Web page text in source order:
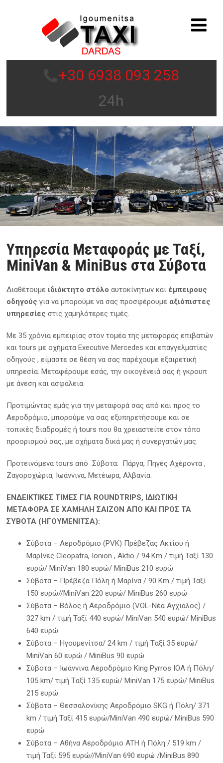
+30 6938 093 258
24h
Υπηρεσία Μεταφοράς με Ταξί,
MiniVan & MiniBus στα Σύβοτα
Διαθέτουμε ιδιόκτητο στόλο αυτοκίνητων και έμπειρους
οδηγούς για να μπορούμε να σας προσφέρουμε αξιόπιστες
υπηρεσίες στις χαμηλότερες τιμές.
Με 35 χρόνια εμπειρίας στον τομέα της μεταφοράς επιβατών
και tours με οχήματα Executive Mercedes και επαγγελματίες
οδηγούς , είμαστε σε θέση να σας παρέχουμε εξαιρετική
υπηρεσία. Μεταφέρουμε εσάς, την οικογένειά σας ή γκρουπ
με άνεση και ασφάλεια.
Προτιμώντας εμάς για την μεταφορά σας από και προς το
Αεροδρόμιο, μπορούμε να σας εξυπηρετήσουμε και σε
τοπικές διαδρομές ή tours που θα χρειαστείτε στον τόπο
προορισμού σας, με οχήματα δικά μας ή συνεργατών μας.
Προτεινόμενα tours από Σύβοτα: Πάργα, Πηγές Αχέροντα ,
Ζαγοροχώρια, Ιωάννινα, Μετέωρα, Αλβανία.
ΕΝΔΕΙΚΤΙΚΕΣ ΤΙΜΕΣ ΓΙΑ ROUNDTRIPS, ΙΔΙΩΤΙΚΗ
ΜΕΤΑΦΟΡΑ ΣΕ ΧΑΜΗΛΗ ΣΑΙΖΟΝΑΠΟ ΚΑΙ ΠΡΟΣ ΤΑ
ΣΥΒΟΤΑ (ΗΓΟΥΜΕΝΙΤΣΑ):
Σύβοτα – Αεροδρόμιο (PVK) Πρέβεζας Ακτίου ή
Μαρίνες Cleopatra, Ionion , Aktio / 94 Km / τιμή Ταξί 130
ευρώ/ MiniVan 180 ευρώ/ MiniBus 210 ευρώ
Σύβοτα – Πρέβεζα Πόλη ή Μαρίνα / 90 Km / τιμή Ταξί
150 ευρώ//MiniVan 220 ευρώ/ MiniBus 260 ευρώ
Σύβοτα – Βόλος ή Αεροδρόμιο (VOL-Νέα Αγχιάλος) /
327 km / τιμή Ταξί 440 ευρώ/ MiniVan 540 ευρώ/ MiniBus
640 ευρώ
Σύβοτα – Ηγουμενίτσα/ 24 km / τιμή Tαξί 35 ευρώ/
MiniVan 60 ευρώ / MiniBus 90 ευρώ
Σύβοτα – Ιωάννινα Αεροδρόμιο King Pyrros IOA ή Πόλη/
105 km/ τιμή Tαξί 135 ευρώ/ MiniVan 175 ευρώ/ MiniBus
215 ευρώ
Σύβοτα – Θεσσαλονίκης Αεροδρόμιο SKG ή Πόλη/ 371
km / τιμή Ταξί 415 ευρώ/MiniVan 490 ευρώ/ MiniBus 590
ευρώ
Σύβοτα – Αθήνα Αεροδρόμιο ATH ή Πόλη / 519 km /
τιμή Ταξί 595 ευρώ//MiniVan 690 ευρώ /MiniBus 890